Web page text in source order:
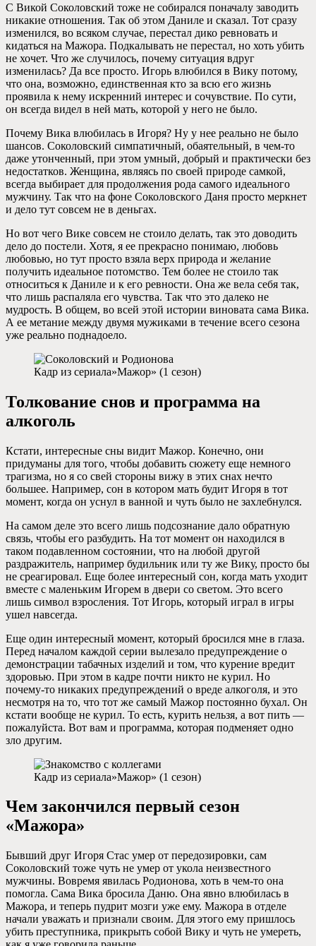
С Викой Соколовский тоже не собирался поначалу заводить
никакие отношения. Так об этом Даниле и сказал. Тот сразу
изменился, во всяком случае, перестал дико ревновать и
кидаться на Мажора. Подкалывать не перестал, но хоть убить
не хочет. Что же случилось, почему ситуация вдруг
изменилась? Да все просто. Игорь влюбился в Вику потому,
что она, возможно, единственная кто за всю его жизнь
проявила к нему искренний интерес и сочувствие. По сути,
он всегда видел в ней мать, которой у него не было.
Почему Вика влюбилась в Игоря? Ну у нее реально не было
шансов. Соколовский симпатичный, обаятельный, в чем-то
даже утонченный, при этом умный, добрый и практически без
недостатков. Женщина, являясь по своей природе самкой,
всегда выбирает для продолжения рода самого идеального
мужчину. Так что на фоне Соколовского Даня просто меркнет
и дело тут совсем не в деньгах.
Но вот чего Вике совсем не стоило делать, так это доводить
дело до постели. Хотя, я ее прекрасно понимаю, любовь
любовью, но тут просто взяла верх природа и желание
получить идеальное потомство. Тем более не стоило так
относиться к Даниле и к его ревности. Она же вела себя так,
что лишь распаляла его чувства. Так что это далеко не
мудрость. В общем, во всей этой истории виновата сама Вика.
А ее метание между двумя мужиками в течение всего сезона
уже реально поднадоело.
Кадр из сериала»Мажор» (1 сезон)
Толкование снов и программа на
алкоголь
Кстати, интересные сны видит Мажор. Конечно, они
придуманы для того, чтобы добавить сюжету еще немного
трагизма, но я со свей стороны вижу в этих снах нечто
большее. Например, сон в котором мать будит Игоря в тот
момент, когда он уснул в ванной и чуть было не захлебнулся.
На самом деле это всего лишь подсознание дало обратную
связь, чтобы его разбудить. На тот момент он находился в
таком подавленном состоянии, что на любой другой
раздражитель, например будильник или ту же Вику, просто бы
не среагировал. Еще более интересный сон, когда мать уходит
вместе с маленьким Игорем в двери со светом. Это всего
лишь символ взросления. Тот Игорь, который играл в игры
ушел навсегда.
Еще один интересный момент, который бросился мне в глаза.
Перед началом каждой серии вылезало предупреждение о
демонстрации табачных изделий и том, что курение вредит
здоровью. При этом в кадре почти никто не курил. Но
почему-то никаких предупреждений о вреде алкоголя, и это
несмотря на то, что тот же самый Мажор постоянно бухал. Он
кстати вообще не курил. То есть, курить нельзя, а вот пить —
пожалуйста. Вот вам и программа, которая подменяет одно
зло другим.
Кадр из сериала»Мажор» (1 сезон)
Чем закончился первый сезон
«Мажора»
Бывший друг Игоря Стас умер от передозировки, сам
Соколовский тоже чуть не умер от укола неизвестного
мужчины. Вовремя явилась Родионова, хоть в чем-то она
помогла. Сама Вика бросила Даню. Она явно влюбилась в
Мажора, и теперь пудрит мозги уже ему. Мажора в отделе
начали уважать и признали своим. Для этого ему пришлось
убить преступника, прикрыть собой Вику и чуть не умереть,